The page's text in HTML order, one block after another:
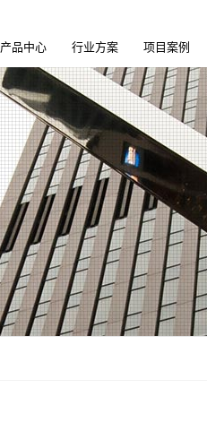
产品中心 行业方案 项目案例